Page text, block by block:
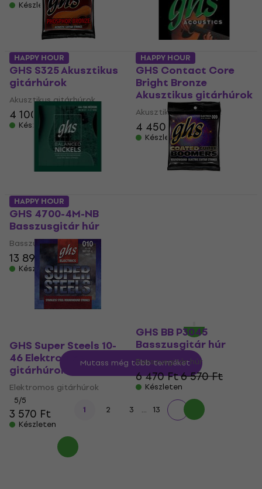
Készleten
GHS S325 Akusztikus
gitárhúrok
Akusztikus gitárhúrok
4 100 Ft
Készleten
GHS Contact Core
Bright Bronze
Akusztikus gitárhúrok
Akusztikus gitárhúrok
4 450 Ft
Készleten
HAPPY HOUR
GHS 4700-4M-NB
Basszusgitár húr
Basszusgitár húr
13 890 Ft
Készleten
HAPPY HOUR
HAPPY HOUR
GHS Super Steels 10-
46 Elektromos
gitárhúrok
Elektromos gitárhúrok
5/5
3 570 Ft
Készleten
GHS BB P3045
Basszusgitár húr
Basszusgitár húr
6 470 Ft6 570 Ft
Készleten
Mutass még több terméket
1 2 3 ... 13